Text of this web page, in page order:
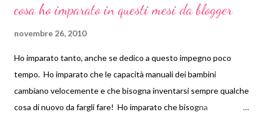
cosa ho imparato in questi mesi da blogger
novembre 26, 2010
Ho imparato tanto, anche se dedico a questo impegno poco
tempo. Ho imparato che le capacità manuali dei bambini
cambiano velocemente e che bisogna inventarsi sempre qualche
cosa di nuovo da fargli fare! Ho imparato che bisogna